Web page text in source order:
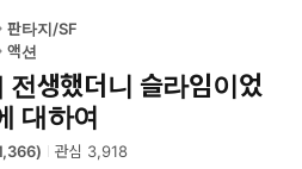
판타지/SF
액션
전생했더니 슬라임이었
대하여
) 관심 3,918